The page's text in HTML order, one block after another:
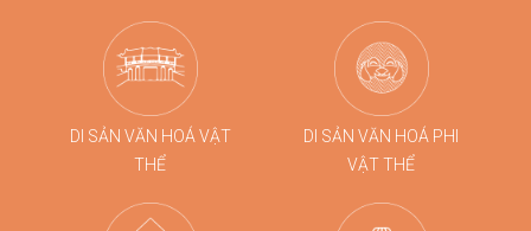
DI SẢN VĂN HOÁ VẬT
THỂ
DI SẢN VĂN HOÁ PHI
VẬT THỂ